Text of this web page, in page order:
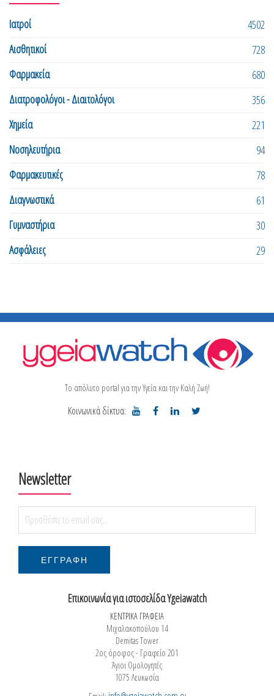
Ιατροί
4502
Αισθητικοί
728
Φαρμακεία
680
Διατροφολόγοι - Διαιτολόγοι
356
Χημεία
221
Νοσηλευτήρια
94
Φαρμακευτικές
78
Διαγνωστικά
61
Γυμναστήρια
30
Ασφάλειες
29
Το απόλυτο portal για την Υγεία και την Καλή Ζωή!
Κοινωνικά δίκτυα:
Newsletter
Επικοινωνία για ιστοσελίδα Ygeiawatch
ΚΕΝΤΡΙΚΑ ΓΡΑΦΕΙΑ
Μιχαλακοπούλου 14
Demitas Tower
2ος όροφος - Γραφείο 201
Άγιοι Ομολογητές
1075 Λευκωσία